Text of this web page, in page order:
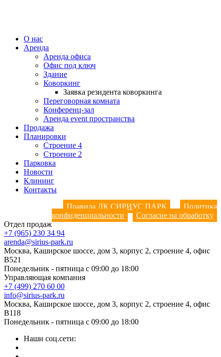
О нас
Аренда
Аренда офиса
Офис под ключ
Здание
Коворкинг
Заявка резидента коворкинга
Переговорная комната
Конференц-зал
Аренда event пространства
Продажа
Планировки
Строение 4
Строение 2
Парковка
Новости
Клининг
Контакты
Правила ДК СИРИУС ПАРК
Политика
конфиденциальности
Согласие на обработку
Отдел продаж
+7 (965) 230 34 94
arenda@sirius-park.ru
Москва, Каширское шоссе, дом 3, корпус 2, строение 4, офис
B521
Понедельник - пятница с 09:00 до 18:00
Управляющая компания
+7 (499) 270 60 00
info@sirius-park.ru
Москва, Каширское шоссе, дом 3, корпус 2, строение 4, офис
B118
Понедельник - пятница с 09:00 до 18:00
Наши соц.сети: